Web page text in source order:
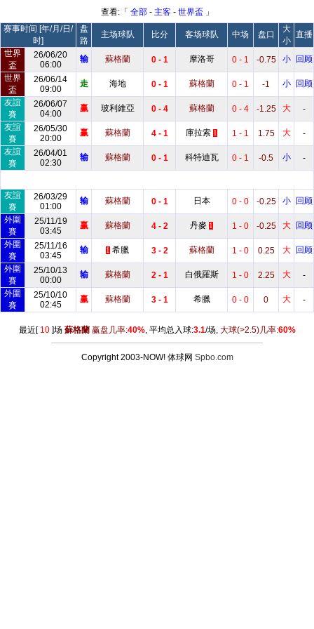
查看:「 全部- 主客- 世界盃 」
赛事时间 [年/月/日/
时]
盘
路
主场球队 比分 客场球队 中场 盘口
大
小
直播
世界
盃
26/06/20
06:00
输 蘇格蘭 0 - 1 摩洛哥 0 - 1 -0.75 小
回顾
世界
盃
26/06/14
09:00
走 海地 0 - 1 蘇格蘭 0 - 1 -1 小
回顾
友誼
賽
26/06/07
04:00
赢 玻利維亞 0 - 4 蘇格蘭 0 - 4 -1.25 大
-
友誼
賽
26/05/30
20:00
赢 蘇格蘭 4 - 1 庫拉索 1 1 - 1 1.75 大
-
友誼
賽
26/04/01
02:30
输 蘇格蘭 0 - 1 科特迪瓦 0 - 1 -0.5 小 -
友誼
賽
26/03/29
01:00
输 蘇格蘭 0 - 1 日本 0 - 0 -0.25 小
回顾
外圍
賽
25/11/19
03:45
赢 蘇格蘭 4 - 2 丹麥 1 1 - 0 -0.25 大
回顾
外圍
賽
25/11/16
03:45
输 1 希臘 3 - 2 蘇格蘭 1 - 0 0.25 大
回顾
外圍
賽
25/10/13
00:00
输 蘇格蘭 2 - 1 白俄羅斯 1 - 0 2.25 大
-
外圍
賽
25/10/10
02:45
赢 蘇格蘭 3 - 1 希臘 0 - 0 0 大 -
最近[ 10]场 蘇格蘭赢盘几率:40%, 平均总入球:3.1/场, 大球(>2.5)几率:60%
Copyright 2003-NOW! 体球网 Spbo.com